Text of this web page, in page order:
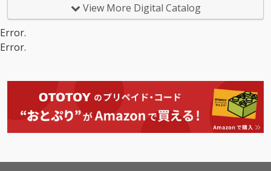
View More Digital Catalog
Error.
Error.